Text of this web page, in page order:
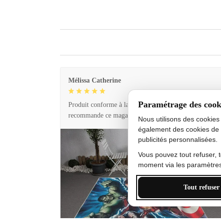
Mélissa Catherine
Produit conforme à la description et livraison rapide.
recommande ce magasin !
Paramétrage des
Nous utilisons des
également des cookies
publicités personnalisées.
Vous pouvez tout refuser,
moment via les
Tout refuser